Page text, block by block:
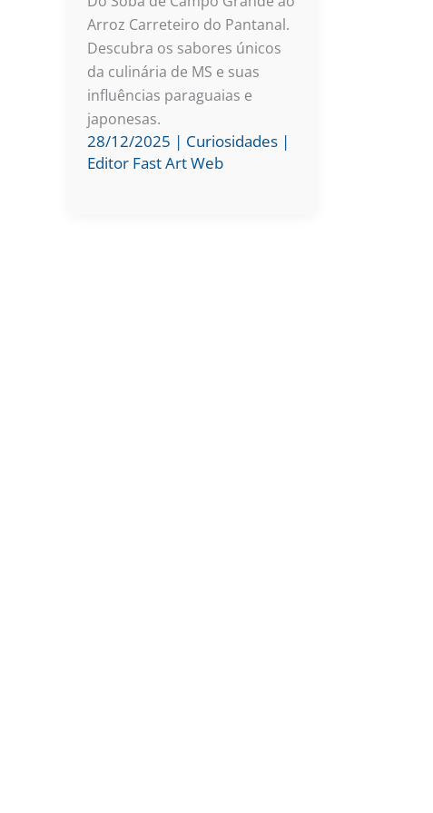
Arroz Carreteiro do Pantanal.
Descubra os sabores únicos
da culinária de MS e suas
influências paraguaias e
japonesas.
28/12/2025 | Curiosidades |
Editor Fast Art Web